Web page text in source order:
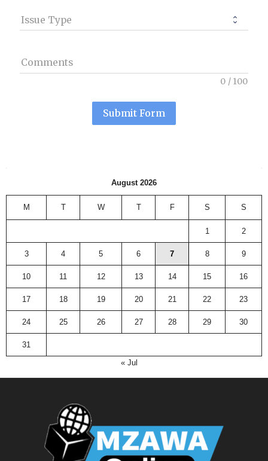
Issue Type
Comments
0 / 100
Submit Form
August 2026
M T W T F S S
1 2
3 4 5 6 7 8 9
10 11 12 13 14 15 16
17 18 19 20 21 22 23
24 25 26 27 28 29 30
31
« Jul